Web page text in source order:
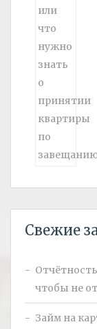
Свежие
чтобы не
Займ на